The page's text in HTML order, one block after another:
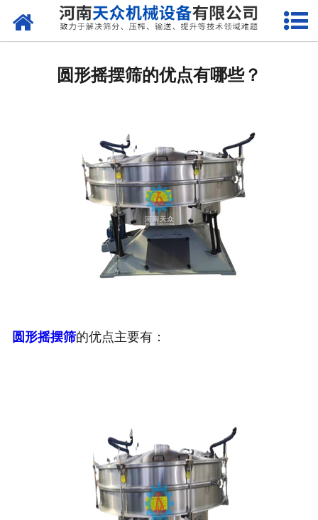
网站首页
客户案例
现场视频
联系我们
圆形摇摆筛的优点有哪些？
圆形摇摆筛的优点主要有：